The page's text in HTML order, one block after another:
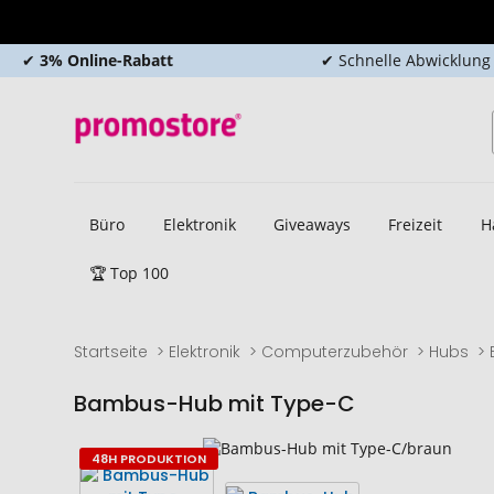
✔ 3% Online-Rabatt ✔ Schnelle Abwicklung
Büro Elektronik Giveaways Freizeit
🏆 Top 100
Startseite Elektronik Computerzubehör Hubs
Bambus-Hub mit Type-C
Zum
Ende
Zum
Anfang
48H PRODUKTION